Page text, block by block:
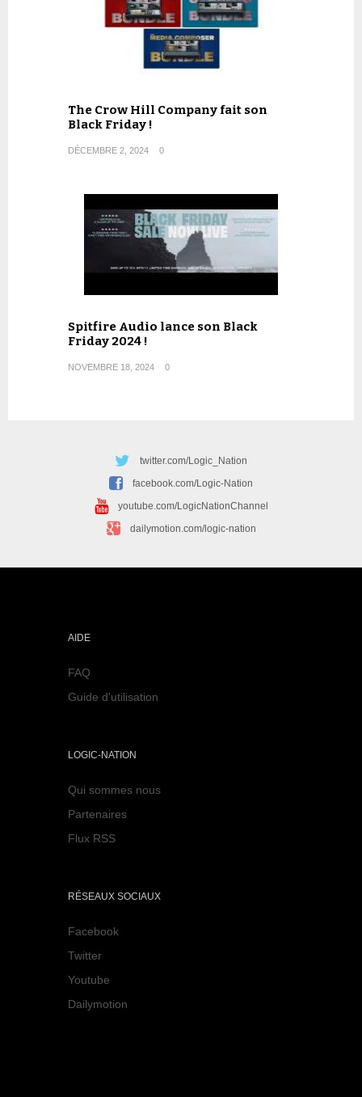
The Crow Hill Company fait son
Black Friday !
DÉCEMBRE 2, 2024 0
Spitfire Audio lance son Black
Friday 2024 !
NOVEMBRE 18, 2024 0
twitter.com/Logic_Nation
facebook.com/Logic-Nation
youtube.com/LogicNationChannel
dailymotion.com/logic-nation
AIDE
FAQ
Guide d'utilisation
LOGIC-NATION
Qui sommes nous
Partenaires
Flux RSS
RÉSEAUX SOCIAUX
Facebook
Twitter
Youtube
Dailymotion